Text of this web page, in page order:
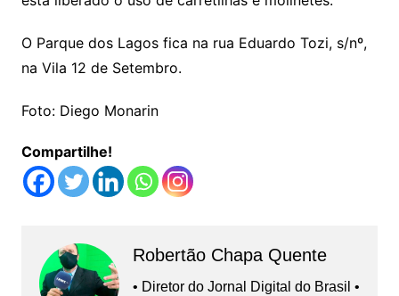
O Parque dos Lagos fica na rua Eduardo Tozi, s/nº,
na Vila 12 de Setembro.
Foto: Diego Monarin
Compartilhe!
Robertão Chapa Quente
• Diretor do Jornal Digital do Brasil •